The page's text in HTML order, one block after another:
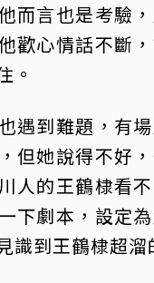
而言也是考驗
歡心情話不斷
。
遇到難題，有
但她說得不好
人的王鶴棣看
下劇本，設定為
識到王鶴棣超溜